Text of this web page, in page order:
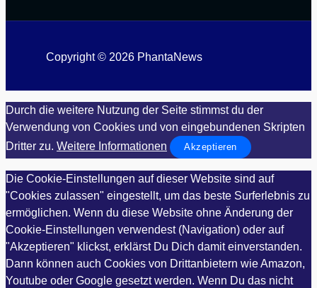
Copyright © 2026 PhantaNews
Durch die weitere Nutzung der Seite stimmst du der
Verwendung von Cookies und von eingebundenen Skripten
Dritter zu. Weitere Informationen Akzeptieren
Die Cookie-Einstellungen auf dieser Website sind auf
"Cookies zulassen" eingestellt, um das beste Surferlebnis zu
ermöglichen. Wenn du diese Website ohne Änderung der
Cookie-Einstellungen verwendest (Navigation) oder auf
"Akzeptieren" klickst, erklärst Du Dich damit einverstanden.
Dann können auch Cookies von Drittanbietern wie Amazon,
Youtube oder Google gesetzt werden. Wenn Du das nicht